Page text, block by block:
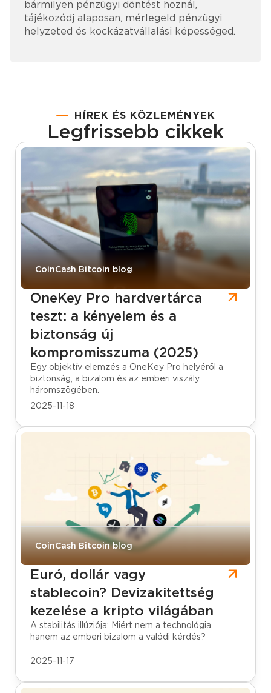
bármilyen pénzügyi döntést hoznál,
tájékozódj alaposan, mérlegeld pénzügyi
helyzeted és kockázatvállalási képességed.
HÍREK ÉS KÖZLEMÉNYEK
Legfrissebb cikkek
CoinCash Bitcoin blog
OneKey Pro hardvertárca
teszt: a kényelem és a
biztonság új
kompromisszuma (2025)
Egy objektív elemzés a OneKey Pro helyéről a
biztonság, a bizalom és az emberi viszály
háromszögében.
2025-11-18
CoinCash Bitcoin blog
Euró, dollár vagy
stablecoin? Devizakitettség
kezelése a kripto világában
A stabilitás illúziója: Miért nem a technológia,
hanem az emberi bizalom a valódi kérdés?
2025-11-17